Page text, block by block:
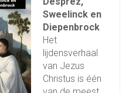
Sweelinck en
Diepenbrock
Het
lijdensverhaal
van Jezus
Christus is één